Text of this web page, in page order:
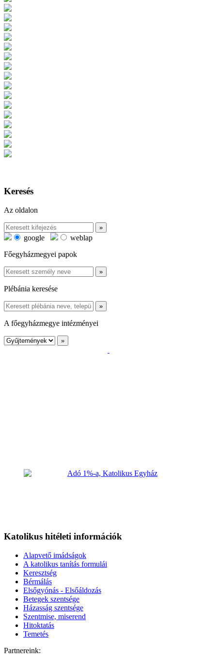
Keresés
Az oldalon
google
weblap
Főegyházmegyei papok
Plébánia keresése
A főegyházmegye intézményei
Katolikus hitéleti információk
Alapvető imádságok
A katolikus tanítás formulái
Keresztség
Bérmálás
Elsőgyónás - Elsőáldozás
Betegek szentsége
Házasság szentsége
Szentmise, miserend
Hitoktatás
Temetés
Partnereink: